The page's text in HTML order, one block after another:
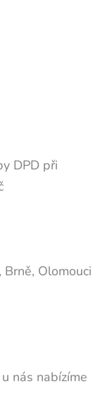
DPD při
Olomouci
nás nabízíme